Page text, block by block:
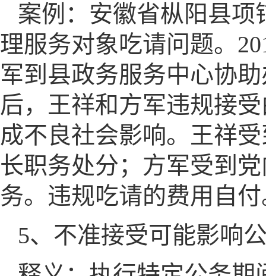
案例：安徽省枞阳县
理服务对象吃请问题。
军到县政务服务中心协
后，王祥和方军违规接
成不良社会影响。王祥
长职务处分；方军受到
务。违规吃请的费用自
5、不准接受可能影响